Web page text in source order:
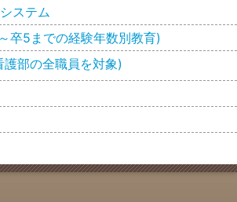
ステム
卒5までの経験年数別教育)
部の全職員を対象)